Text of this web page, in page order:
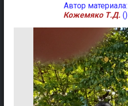
Автор материала:
Кожемяко Т.Д. ()